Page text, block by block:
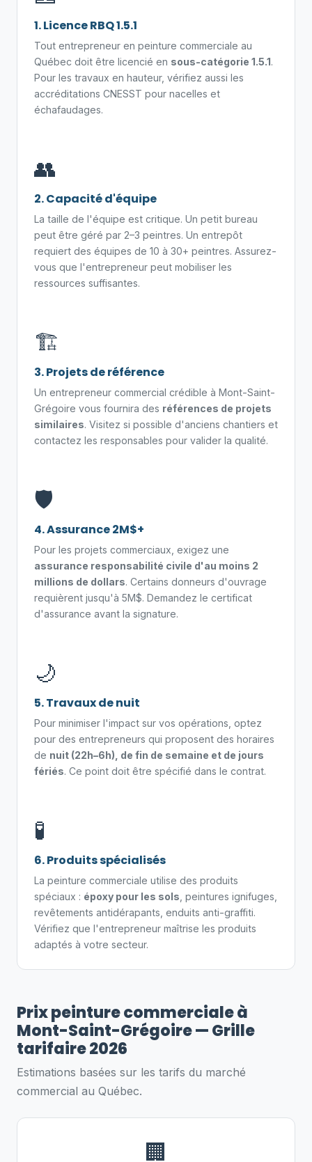
1. Licence RBQ 1.5.1
Tout entrepreneur en peinture commerciale au
Québec doit être licencié en sous-catégorie 1.5.1.
Pour les travaux en hauteur, vérifiez aussi les
accréditations CNESST pour nacelles et
échafaudages.
👥
2. Capacité d'équipe
La taille de l'équipe est critique. Un petit bureau
peut être géré par 2–3 peintres. Un entrepôt
requiert des équipes de 10 à 30+ peintres. Assurez-
vous que l'entrepreneur peut mobiliser les
ressources suffisantes.
🏗️
3. Projets de référence
Un entrepreneur commercial crédible à Mont-Saint-
Grégoire vous fournira des références de projets
similaires. Visitez si possible d'anciens chantiers et
contactez les responsables pour valider la qualité.
🛡️
4. Assurance 2M$+
Pour les projets commerciaux, exigez une
assurance responsabilité civile d'au moins 2
millions de dollars. Certains donneurs d'ouvrage
requièrent jusqu'à 5M$. Demandez le certificat
d'assurance avant la signature.
🌙
5. Travaux de nuit
Pour minimiser l'impact sur vos opérations, optez
pour des entrepreneurs qui proposent des horaires
de nuit (22h–6h), de fin de semaine et de jours
fériés. Ce point doit être spécifié dans le contrat.
🧪
6. Produits spécialisés
La peinture commerciale utilise des produits
spéciaux : époxy pour les sols , peintures ignifuges,
revêtements antidérapants, enduits anti-graffiti.
Vérifiez que l'entrepreneur maîtrise les produits
adaptés à votre secteur.
Prix peinture commerciale à
Mont-Saint-Grégoire — Grille
tarifaire 2026
Estimations basées sur les tarifs du marché
commercial au Québec.
🏢